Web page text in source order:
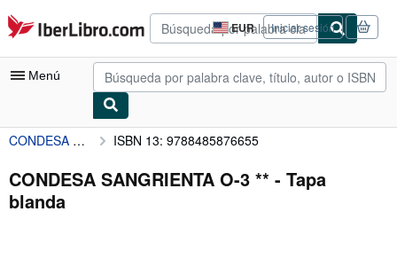
Pasar al contenido principal
IberLibro.com EUR
Preferencias
de
compra
del
Iniciar sesión
Menú
Mi cuenta
Consultar mis pedidos
Búsqueda avanzada
CONDESA SANGRIENTA O-3 ** ISBN 13: 9788485876655
CONDESA SANGRIENTA O-3 ** - Tapa
blanda